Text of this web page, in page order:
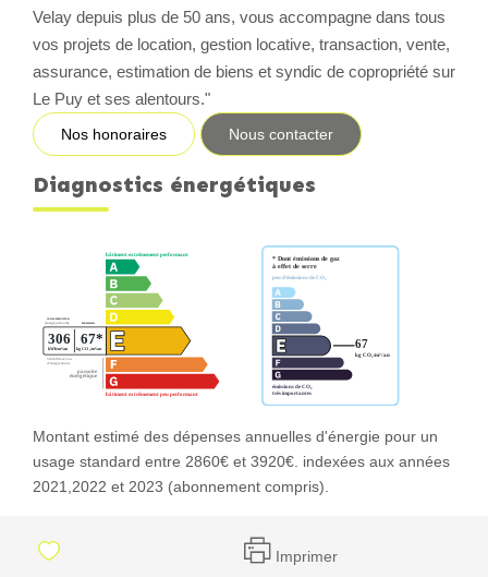
Velay depuis plus de 50 ans, vous accompagne dans tous
vos projets de location, gestion locative, transaction, vente,
assurance, estimation de biens et syndic de copropriété sur
Le Puy et ses alentours."
Nos honoraires Nous contacter
Diagnostics énergétiques
Montant estimé des dépenses annuelles d'énergie pour un
usage standard entre 2860€ et 3920€. indexées aux années
2021,2022 et 2023 (abonnement compris).
Imprimer